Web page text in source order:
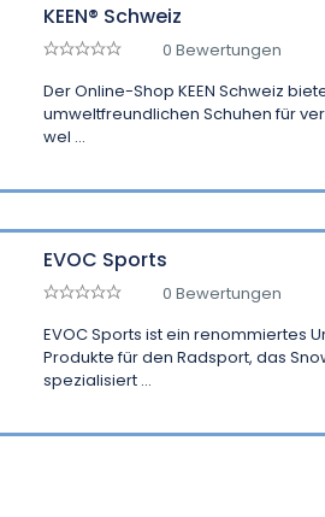
KEEN® Schweiz
0 Bewertungen
Der Online-Shop KEEN Schweiz
umweltfreundlichen Schuhen für
wel ...
EVOC Sports
0 Bewertungen
EVOC Sports ist ein renommiertes
Produkte für den Radsport, das
spezialisiert ...